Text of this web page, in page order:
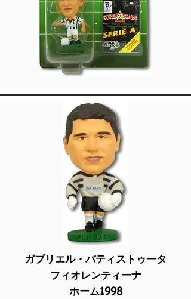
ガブリエル・バティストゥータ
フィオレンティーナ
ホーム1998